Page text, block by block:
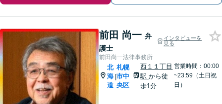
前田 尚一 弁
護士
インタビューを
見る
前田尚一法律事務所
北
海
道
|
札幌
市中
央区
西１１丁目
駅から徒
歩1分
営業時間：00:00
~23:59（土日祝
日）